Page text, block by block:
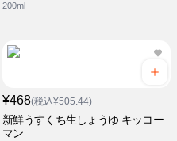
200ml
¥468(税込¥505.44)
新鮮うすくち生しょうゆ キッコー
マン